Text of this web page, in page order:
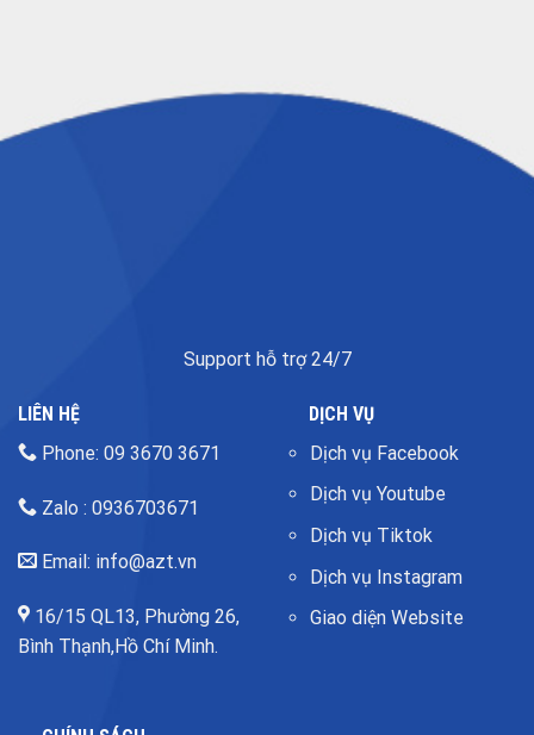
Support hỗ trợ 24/7
LIÊN HỆ
Phone: 09 3670 3671
Zalo : 0936703671
Email: info@azt.vn
16/15 QL13, Phường 26,
Bình Thạnh,Hồ Chí Minh.
DỊCH VỤ
Dịch vụ Facebook
Dịch vụ Youtube
Dịch vụ Tiktok
Dịch vụ Instagram
Giao diện Website